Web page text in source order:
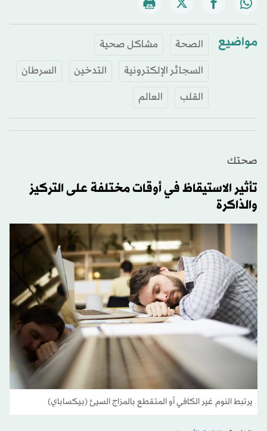
مواضيع الصحة
مشاكل صحية
السجائر الإلكترونية
التدخين
السرطان
القلب
العالم
صحتك
تأثير الاستيقاظ في أوقات مختلفة على التركيز
والذاكرة
يرتبط النوم غير الكافي أو المتقطع بالمزاج السيئ (بيكساباي)